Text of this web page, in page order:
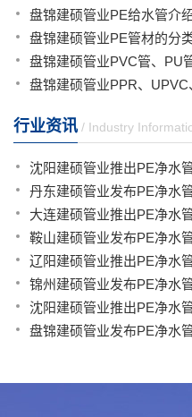
盘锦建硕管业PE给水管介
盘锦建硕管业PE管材的分
行业资讯 / Industry